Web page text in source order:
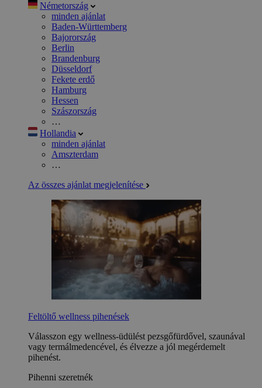
Németország
minden ajánlat
Baden-Württemberg
Bajorország
Berlin
Brandenburg
Düsseldorf
Fekete erdő
Hamburg
Hessen
Szászország
…
Hollandia
minden ajánlat
Amszterdam
…
Az összes ajánlat megjelenítése
Feltöltő wellness pihenések
Válasszon egy wellness-üdülést pezsgőfürdővel, szaunával
vagy termálmedencével, és élvezze a jól megérdemelt
pihenést.
Pihenni szeretnék